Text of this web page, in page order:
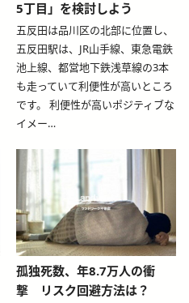
5丁目」を検討しよう
五反田は品川区の北部に位置し、
五反田駅は、JR山手線、東急電鉄
池上線、都営地下鉄浅草線の3本
も走っていて利便性が高いところ
です。 利便性が高いポジティブな
イメー…
blog-relative-card
孤独死数、年8.7万人の衝
撃 リスク回避方法は？